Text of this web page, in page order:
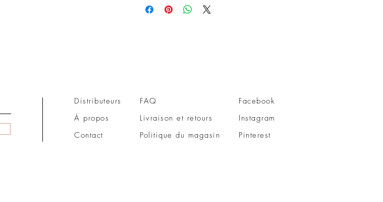
Distributeurs
À propos
Contact
FAQ
Livraison et retours
Politique du magasin
Facebook
Instagram
Pinterest